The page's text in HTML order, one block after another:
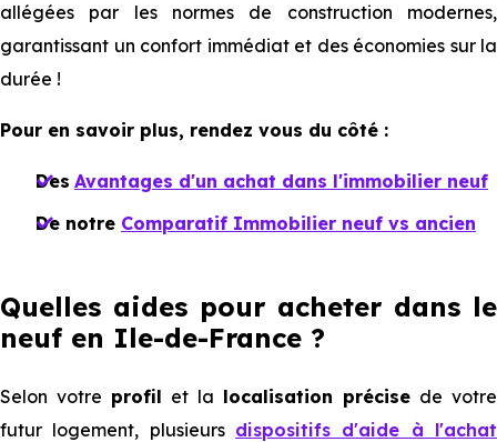
allégées par les normes de construction modernes,
garantissant un confort immédiat et des économies sur la
durée !
Pour en savoir plus, rendez vous du côté :
Des Avantages d'un achat dans l'immobilier neuf
De notre Comparatif Immobilier neuf vs ancien
Quelles aides pour acheter dans le
neuf en Ile-de-France ?
Selon votre profil et la localisation précise de votre
futur logement, plusieurs dispositifs d'aide à l'achat